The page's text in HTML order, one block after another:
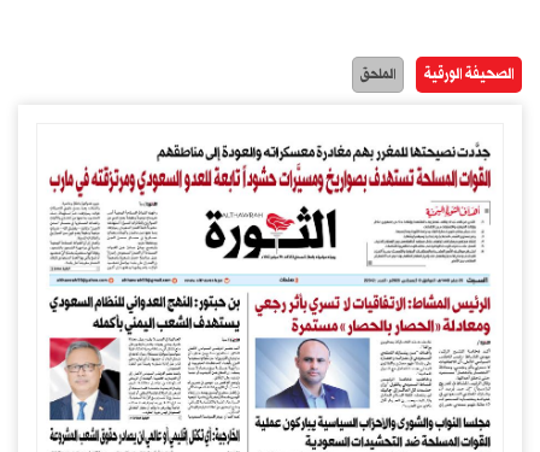
الصحيفة الورقية الملحق